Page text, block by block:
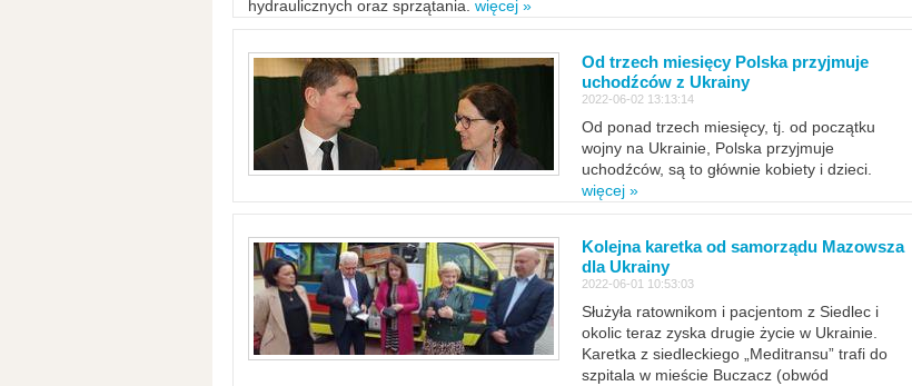
hydraulicznych oraz sprzątania. więcej »
Od trzech miesięcy Polska przyjmuje
uchodźców z Ukrainy
2022-06-02 13:13:14
Od ponad trzech miesięcy, tj. od początku
wojny na Ukrainie, Polska przyjmuje
uchodźców, są to głównie kobiety i dzieci.
więcej »
Kolejna karetka od samorządu Mazowsza
dla Ukrainy
2022-06-01 10:53:03
Służyła ratownikom i pacjentom z Siedlec i
okolic teraz zyska drugie życie w Ukrainie.
Karetka z siedleckiego „Meditransu” trafi do
szpitala w mieście Buczacz (obwód